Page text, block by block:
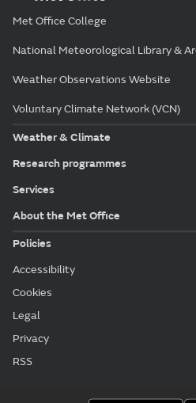
Met Office College
National Meteorological Library &
Weather Observations Website
Voluntary Climate Network (VCN)
Weather & Climate
Research programmes
Services
About the Met Office
Policies
Accessibility
Cookies
Legal
Privacy
RSS